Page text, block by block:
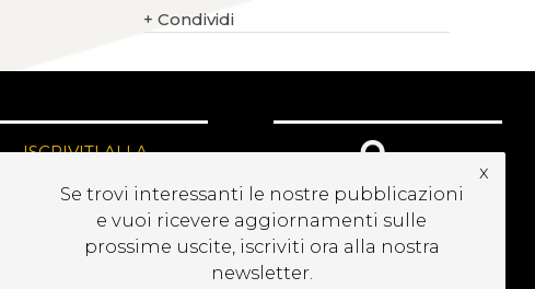
+ Condividi
ISCRIVITI ALLA
Se trovi interessanti le nostre pubblicazioni
e vuoi ricevere aggiornamenti sulle
prossime uscite, iscriviti ora alla nostra
newsletter.
x